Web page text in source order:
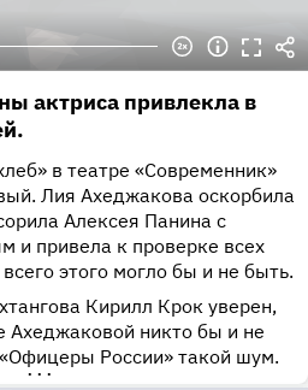
актриса привлекла в
в театре «Современник»
Лия Ахеджакова оскорбила
Алексея Панина с
и привела к проверке всех
этого могло бы и не быть.
Кирилл Крок уверен,
Ахеджаковой никто бы и не
России» такой шум.
•••